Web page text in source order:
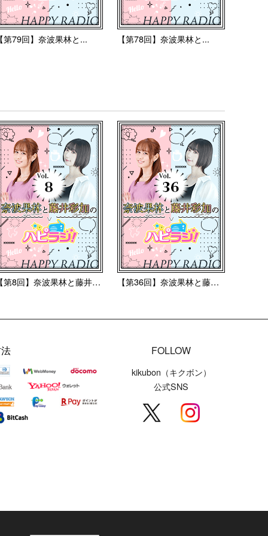
第79回】奈波果林と... 【第78回】奈波果林と...
【第8回】奈波果林と藤井彩加... 【第36回】奈波果林と藤井彩...
FOLLOW
kikubon（キクボン）
公式SNS